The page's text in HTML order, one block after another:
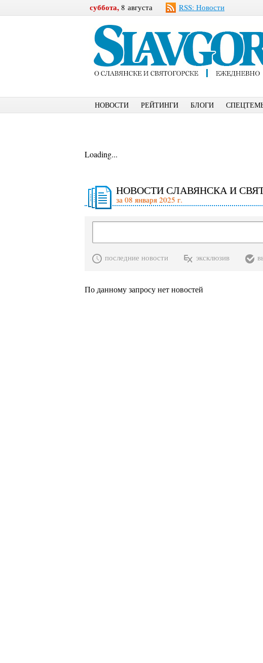
суббота, 8 августа RSS: Новости
НОВОСТИ РЕЙТИНГИ БЛОГИ
Loading...
НОВОСТИ СЛАВЯНСКА И
за 08 января 2025 г.
последние новости эксклюзив
По данному запросу нет новостей